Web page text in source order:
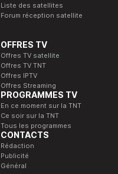
Liste des satellites
Forum réception satellite
OFFRES TV
Offres TV satellite
Offres TV TNT
Offres IPTV
Offres Streaming
PROGRAMMES TV
En ce moment sur la TNT
Ce soir sur la TNT
Tous les programmes
CONTACTS
Rédaction
Publicité
Général